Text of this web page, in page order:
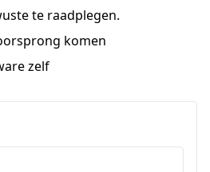
te raadplegen.
komen
zelf